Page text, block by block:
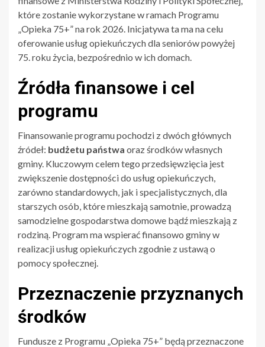
które zostanie wykorzystane w ramach Programu
„Opieka 75+” na rok 2026. Inicjatywa ta ma na celu
oferowanie usług opiekuńczych dla seniorów powyżej
75. roku życia, bezpośrednio w ich domach.
Źródła finansowe i cel
programu
Finansowanie programu pochodzi z dwóch głównych
źródeł: budżetu państwa oraz środków własnych
gminy. Kluczowym celem tego przedsięwzięcia jest
zwiększenie dostępności do usług opiekuńczych,
zarówno standardowych, jak i specjalistycznych, dla
starszych osób, które mieszkają samotnie, prowadzą
samodzielne gospodarstwa domowe bądź mieszkają z
rodziną. Program ma wspierać finansowo gminy w
realizacji usług opiekuńczych zgodnie z ustawą o
pomocy społecznej.
Przeznaczenie przyznanych
środków
Fundusze z Programu „Opieka 75+” będą przeznaczone